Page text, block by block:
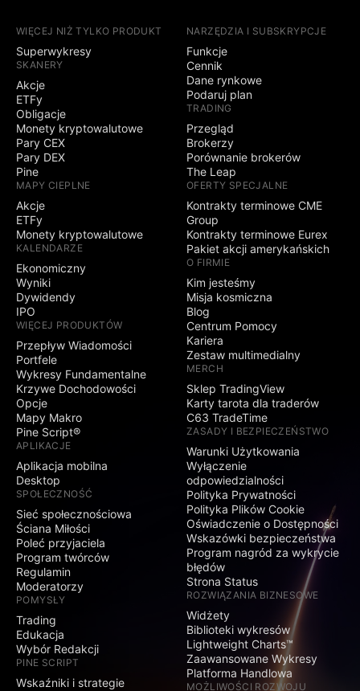
WIĘCEJ NIŻ TYLKO PRODUKT
Superwykresy
SKANERY
Akcje
ETFy
Obligacje
Monety kryptowalutowe
Pary CEX
Pary DEX
Pine
MAPY CIEPLNE
Akcje
ETFy
Monety kryptowalutowe
KALENDARZE
Ekonomiczny
Wyniki
Dywidendy
IPO
WIĘCEJ PRODUKTÓW
Przepływ Wiadomości
Portfele
Wykresy Fundamentalne
Krzywe Dochodowości
Opcje
Mapy Makro
Pine Script®
APLIKACJE
Aplikacja mobilna
Desktop
SPOŁECZNOŚĆ
Sieć społecznościowa
Ściana Miłości
Poleć przyjaciela
Program twórców
Regulamin
Moderatorzy
POMYSŁY
Trading
Edukacja
Wybór Redakcji
PINE SCRIPT
Wskaźniki i strategie
NARZĘDZIA I SUBSKRYPCJE
Funkcje
Cennik
Dane rynkowe
Podaruj plan
TRADING
Przegląd
Brokerzy
Porównanie brokerów
The Leap
OFERTY SPECJALNE
Kontrakty terminowe CME
Group
Kontrakty terminowe Eurex
Pakiet akcji amerykańskich
O FIRMIE
Kim jesteśmy
Misja kosmiczna
Blog
Centrum Pomocy
Kariera
Zestaw multimedialny
MERCH
Sklep TradingView
Karty tarota dla traderów
C63 TradeTime
ZASADY I BEZPIECZEŃSTWO
Warunki Użytkowania
Wyłączenie
odpowiedzialności
Polityka Prywatności
Polityka Plików Cookie
Oświadczenie o Dostępności
Wskazówki bezpieczeństwa
Program nagród za wykrycie
błędów
Strona Status
ROZWIĄZANIA BIZNESOWE
Widżety
Biblioteki wykresów
Lightweight Charts™
Zaawansowane Wykresy
Platforma Handlowa
MOŻLIWOŚCI ROZWOJU